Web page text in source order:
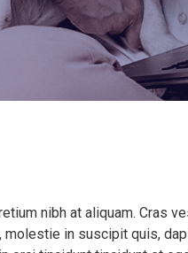
nibh at aliquam. Cras
in suscipit quis,